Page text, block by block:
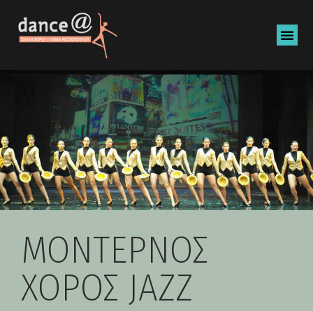
ΜΟΝΤΕΡΝΟΣ
ΧΟΡΟΣ JAZZ